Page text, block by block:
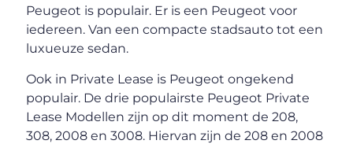
Peugeot is populair. Er is een Peugeot voor
iedereen. Van een compacte stadsauto tot een
luxueuze sedan.
Ook in Private Lease is Peugeot ongekend
populair. De drie populairste Peugeot Private
Lease Modellen zijn op dit moment de 208,
308, 2008 en 3008. Hiervan zijn de 208 en 2008